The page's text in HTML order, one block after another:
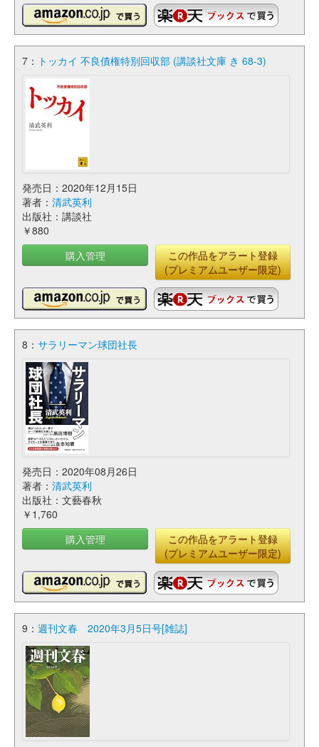
7： トッカイ 不良債権特別回収部 (講談社文庫 き 68-3)
発売日：2020年12月15日
著者： 清武英利
出版社：講談社
￥880
購入管理
この作品をアラート登録
(プレミアムユーザー限定)
8： サラリーマン球団社長
発売日：2020年08月26日
著者： 清武英利
出版社：文藝春秋
￥1,760
購入管理
この作品をアラート登録
(プレミアムユーザー限定)
9： 週刊文春 2020年3月5日号[雑誌]